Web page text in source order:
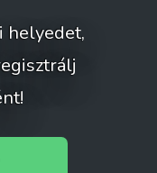
helyedet,